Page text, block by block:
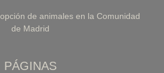
de animales en la Comunidad
de Madrid
PÁGINAS